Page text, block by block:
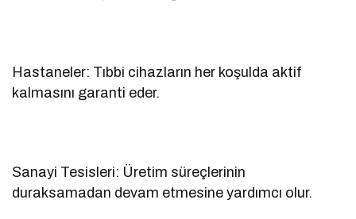
Hastaneler: Tıbbi cihazların her koşulda aktif
kalmasını garanti eder.
Sanayi Tesisleri: Üretim süreçlerinin
duraksamadan devam etmesine yardımcı olur.